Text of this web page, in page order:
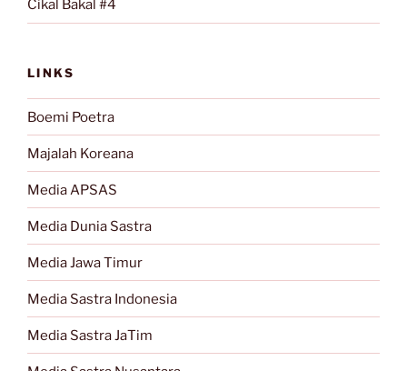
Cikal Bakal #4
LINKS
Boemi Poetra
Majalah Koreana
Media APSAS
Media Dunia Sastra
Media Jawa Timur
Media Sastra Indonesia
Media Sastra JaTim